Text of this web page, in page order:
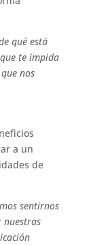
qué está
te impida
nos
a un
de
sentirnos
nuestras